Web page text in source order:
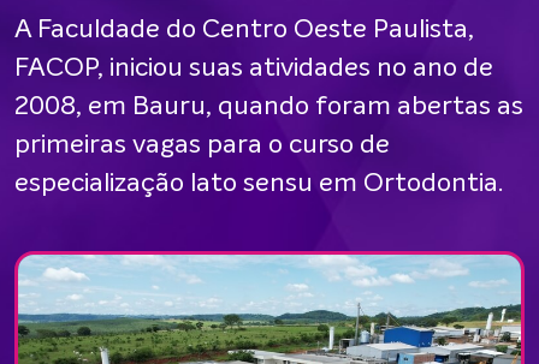
A Faculdade do Centro Oeste Paulista,
FACOP, iniciou suas atividades no ano de
2008, em Bauru, quando foram abertas as
primeiras vagas para o curso de
especialização lato sensu em Ortodontia.